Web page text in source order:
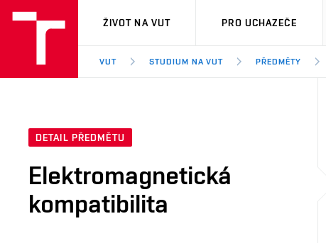
VUT
ŽIVOT NA VUT PRO UCHAZEČE
VUT STUDIUM NA VUT PŘEDMĚTY
DETAIL PŘEDMĚTU
Elektromagnetická
kompatibilita